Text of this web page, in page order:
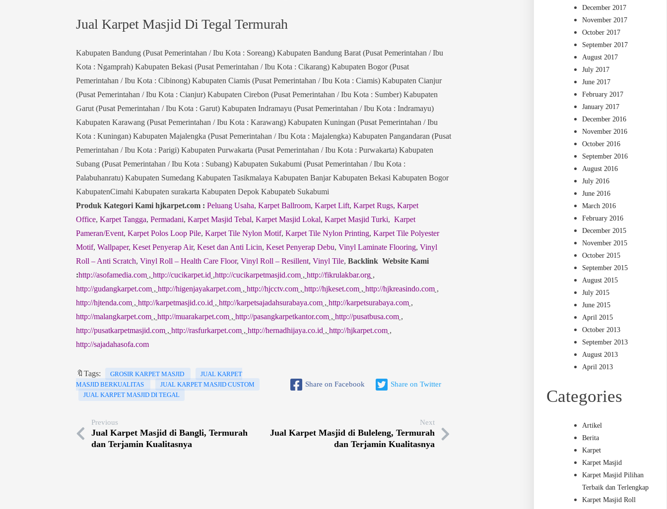
Jual Karpet Masjid Di Tegal Termurah
Kabupaten Bandung (Pusat Pemerintahan / Ibu Kota : Soreang) Kabupaten Bandung Barat (Pusat Pemerintahan / Ibu
Kota : Ngamprah) Kabupaten Bekasi (Pusat Pemerintahan / Ibu Kota : Cikarang) Kabupaten Bogor (Pusat
Pemerintahan / Ibu Kota : Cibinong) Kabupaten Ciamis (Pusat Pemerintahan / Ibu Kota : Ciamis) Kabupaten Cianjur
(Pusat Pemerintahan / Ibu Kota : Cianjur) Kabupaten Cirebon (Pusat Pemerintahan / Ibu Kota : Sumber) Kabupaten
Garut (Pusat Pemerintahan / Ibu Kota : Garut) Kabupaten Indramayu (Pusat Pemerintahan / Ibu Kota : Indramayu)
Kabupaten Karawang (Pusat Pemerintahan / Ibu Kota : Karawang) Kabupaten Kuningan (Pusat Pemerintahan / Ibu
Kota : Kuningan) Kabupaten Majalengka (Pusat Pemerintahan / Ibu Kota : Majalengka) Kabupaten Pangandaran (Pusat
Pemerintahan / Ibu Kota : Parigi) Kabupaten Purwakarta (Pusat Pemerintahan / Ibu Kota : Purwakarta) Kabupaten
Subang (Pusat Pemerintahan / Ibu Kota : Subang) Kabupaten Sukabumi (Pusat Pemerintahan / Ibu Kota :
Palabuhanratu) Kabupaten Sumedang Kabupaten Tasikmalaya Kabupaten Banjar Kabupaten Bekasi Kabupaten Bogor
KabupatenCimahi Kabupaten surakarta Kabupaten Depok Kabupateb Sukabumi
Produk Kategori Kami hjkarpet.com : Peluang Usaha, Karpet Ballroom, Karpet Lift, Karpet Rugs, Karpet
Office, Karpet Tangga, Permadani, Karpet Masjid Tebal, Karpet Masjid Lokal, Karpet Masjid Turki, Karpet
Pameran/Event, Karpet Polos Loop Pile, Karpet Tile Nylon Motif, Karpet Tile Nylon Printing, Karpet Tile Polyester
Motif, Wallpaper, Keset Penyerap Air, Keset dan Anti Licin, Keset Penyerap Debu, Vinyl Laminate Flooring, Vinyl
Roll – Anti Scratch, Vinyl Roll – Health Care Floor, Vinyl Roll – Resillent, Vinyl Tile, Backlink Website Kami
:http://asofamedia.com, http://cucikarpet.id ,http://cucikarpetmasjid.com, http://fikrulakbar.org,
http://gudangkarpet.com, http://higenjayakarpet.com, http://hjcctv.com, http://hjkeset.com, http://hjkreasindo.com,
http://hjtenda.com, http://karpetmasjid.co.id , http://karpetsajadahsurabaya.com, http://karpetsurabaya.com,
http://malangkarpet.com, http://muarakarpet.com, http://pasangkarpetkantor.com, http://pusatbusa.com,
http://pusatkarpetmasjid.com, http://rasfurkarpet.com, http://hernadhijaya.co.id , http://hjkarpet.com,
http://sajadahasofa.com
🔖Tags: GROSIR KARPET MASJID
JUAL KARPET
MASJID BERKUALITAS
JUAL KARPET MASJID CUSTOM
JUAL KARPET MASJID DI TEGAL
Share on Facebook Share on Twitter
Previous
Jual Karpet Masjid di Bangli, Termurah
dan Terjamin Kualitasnya
Next
Jual Karpet Masjid di Buleleng, Termurah
dan Terjamin Kualitasnya
December 2017
November 2017
October 2017
September 2017
August 2017
July 2017
June 2017
February 2017
January 2017
December 2016
November 2016
October 2016
September 2016
August 2016
July 2016
June 2016
March 2016
February 2016
December 2015
November 2015
October 2015
September 2015
August 2015
July 2015
June 2015
April 2015
October 2013
September 2013
August 2013
April 2013
Categories
Artikel
Berita
Karpet
Karpet Masjid
Karpet Masjid Pilihan
Terbaik dan Terlengkap
Karpet Masjid Roll